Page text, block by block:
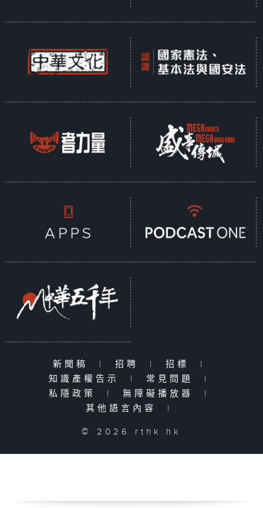
新聞稿 | 招聘 | 招標
|
知識產權告示
| 常見問題
|
私隱政策
| 無障礙播放器
|
其他語言內容
|
© 2026 rthk.hk